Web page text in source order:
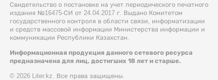
Свидетельство о постановке на учет периодического печатного
издания №16475-СИ от 24.04.2017 г. Выдано Комитетом
государственного контроля в области связи, информатизации
и средств массовой информации Министерства информации и
коммуникации Республики Казахстан.
Информационная продукция данного сетевого ресурса
предназначена для лиц, достигших 18 лет и старше.
© 2026 Liter.kz. Все права защищены.